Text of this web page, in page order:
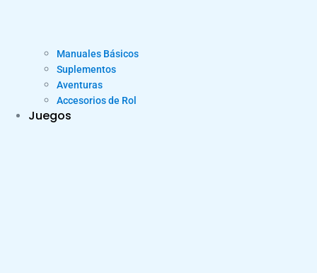
Manuales Básicos
Suplementos
Aventuras
Accesorios de Rol
Juegos